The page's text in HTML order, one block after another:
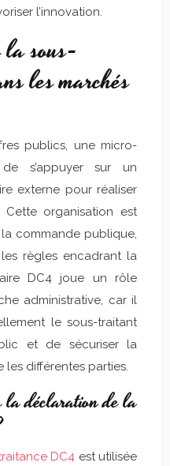
l’innovation.
sous-
les marchés
publics, une micro-
s’appuyer sur un
externe pour réaliser
organisation est
commande publique,
règles encadrant la
DC4 joue un rôle
administrative, car il
le sous-traitant
et de sécuriser la
différentes parties.
déclaration de la
DC4 est utilisée